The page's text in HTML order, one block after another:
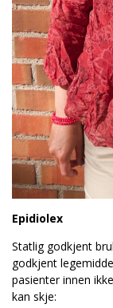
Epidiolex
Statlig godkjent
godkjent
pasienter innen
kan skje: